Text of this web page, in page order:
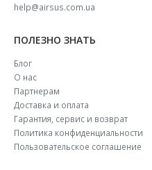
help@airsus.com.ua
ПОЛЕЗНО ЗНАТЬ
Блог
О нас
Партнерам
Доставка и оплата
Гарантия, сервис и возврат
Политика конфиденциальности
Пользовательское соглашение